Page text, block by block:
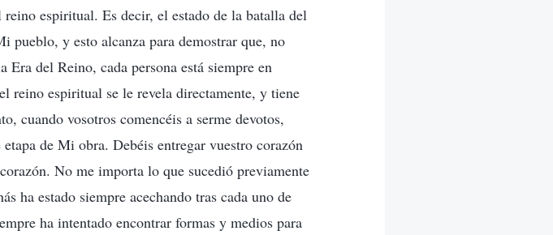
espiritual. Es decir, el estado de la batalla del
pueblo, y esto alcanza para demostrar que, no
del Reino, cada persona está siempre en
reino espiritual se le revela directamente, y tiene
cuando vosotros comencéis a serme devotos,
de Mi obra. Debéis entregar vuestro corazón
No me importa lo que sucedió previamente
ha estado siempre acechando tras cada uno de
ha intentado encontrar formas y medios para